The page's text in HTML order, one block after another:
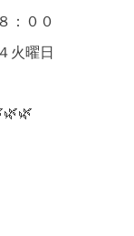
：００
火曜日